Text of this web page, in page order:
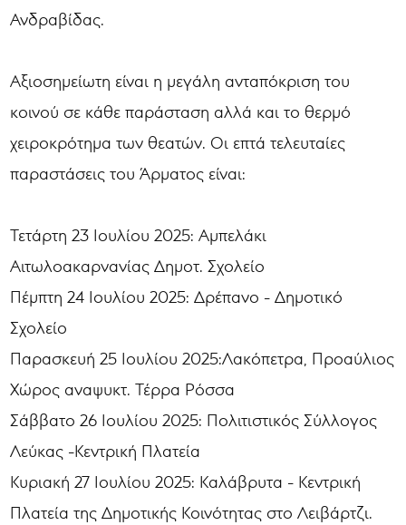
Ανδραβίδας.
Αξιοσημείωτη είναι η μεγάλη ανταπόκριση του
κοινού σε κάθε παράσταση αλλά και το θερμό
χειροκρότημα των θεατών. Οι επτά τελευταίες
παραστάσεις του Άρματος είναι:
Τετάρτη 23 Ιουλίου 2025: Αμπελάκι
Αιτωλοακαρνανίας Δημοτ. Σχολείο
Πέμπτη 24 Ιουλίου 2025: Δρέπανο - Δημοτικό
Σχολείο
Παρασκευή 25 Ιουλίου 2025:Λακόπετρα, Προαύλιος
Χώρος αναψυκτ. Τέρρα Ρόσσα
Σάββατο 26 Ιουλίου 2025: Πολιτιστικός Σύλλογος
Λεύκας -Κεντρική Πλατεία
Κυριακή 27 Ιουλίου 2025: Καλάβρυτα - Κεντρική
Πλατεία της Δημοτικής Κοινότητας στο Λειβάρτζι.